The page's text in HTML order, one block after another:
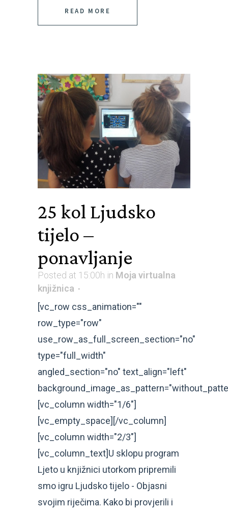
READ MORE
25 kol Ljudsko
tijelo –
ponavljanje
Posted at 15:00h in Moja virtualna
knjižnica
[vc_row css_animation=""
row_type="row"
use_row_as_full_screen_section="no"
type="full_width"
angled_section="no" text_align="left"
[vc_column width="1/6"]
[vc_empty_space][/vc_column]
[vc_column width="2/3"]
[vc_column_text]U sklopu program
Ljeto u knjižnici utorkom pripremili
smo igru Ljudsko tijelo - Objasni
svojim riječima. Kako bi provjerili i